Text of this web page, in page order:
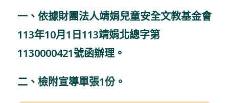
一、依據財團法人靖娟兒童安全文教基金會
113年10月1日113靖娟北總字第
1130000421號函辦理。
二、檢附宣導單張1份。